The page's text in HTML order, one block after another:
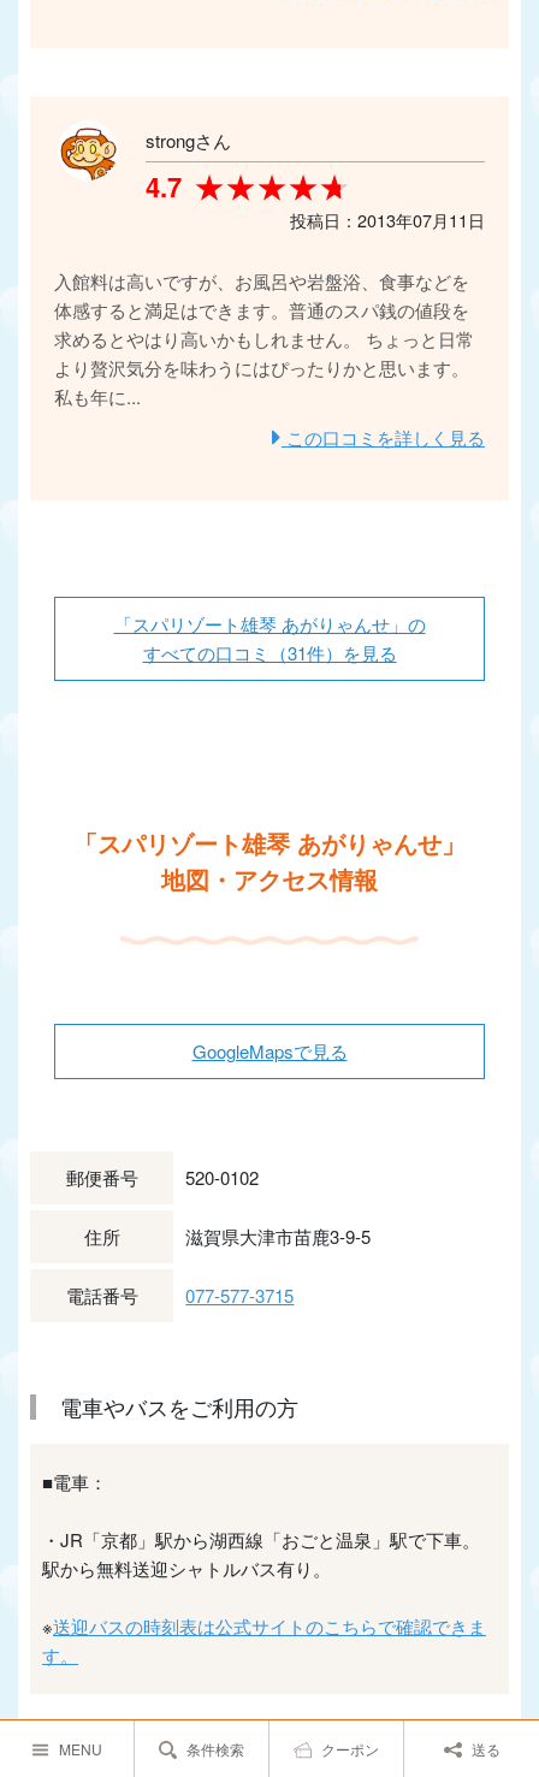
strongさん
4.7 ★★★★★
★★★★★
投稿日：2013年07月11日
入館料は高いですが、お風呂や岩盤浴、食事などを
体感すると満足はできます。普通のスパ銭の値段を
求めるとやはり高いかもしれません。 ちょっと日常
より贅沢気分を味わうにはぴったりかと思います。
私も年に...
この口コミを詳しく見る
「スパリゾート雄琴 あがりゃんせ」の
すべての口コミ（31件）を見る
「スパリゾート雄琴 あがりゃんせ」
地図・アクセス情報
GoogleMapsで見る
郵便番号 520-0102
住所 滋賀県大津市苗鹿3‐9‐5
電話番号 077-577-3715
電車やバスをご利用の方
■電車：
・JR「京都」駅から湖西線「おごと温泉」駅で下車。
駅から無料送迎シャトルバス有り。
※送迎バスの時刻表は公式サイトのこちらで確認できま
す。
MENU 条件検索 クーポン 送る